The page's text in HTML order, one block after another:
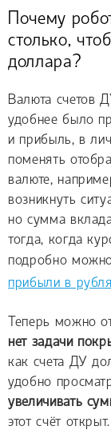
Почему
столько,
доллара?
Валюта счетов
удобнее было
и прибыль, в
поменять
валюте,
возникнуть
но сумма
тогда, когда
подробно
прибыли в
Теперь можно
нет задачи
как счета ДУ
удобно
увеличивать
этот счёт открыт.